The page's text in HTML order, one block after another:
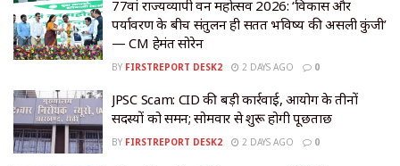
77वां राज्यव्यापी वन महोत्सव 2026: ‘विकास और
पर्यावरण के बीच संतुलन ही सतत भविष्य की असली कुंजी’
— CM हेमंत सोरेन
BY FIRSTREPORT DESK2 2 DAYS AGO 0
JPSC Scam: CID की बड़ी कार्रवाई, आयोग के तीनों
सदस्यों को समन; सोमवार से शुरू होगी पूछताछ
BY FIRSTREPORT DESK2 2 DAYS AGO 0